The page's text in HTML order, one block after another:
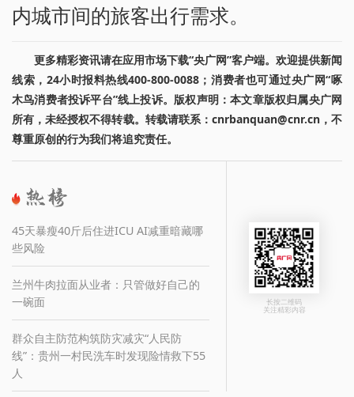
内城市间的旅客出行需求。
更多精彩资讯请在应用市场下载“央广网”客户端。欢迎提供新闻
线索，24小时报料热线400-800-0088；消费者也可通过央广网“啄
木鸟消费者投诉平台”线上投诉。版权声明：本文章版权归属央广网
所有，未经授权不得转载。转载请联系：cnrbanquan@cnr.cn，不
尊重原创的行为我们将追究责任。
45天暴瘦40斤后住进ICU AI减重暗藏哪
些风险
兰州牛肉拉面从业者：只管做好自己的
一碗面
群众自主防范构筑防灾减灾“人民防
线”：贵州一村民洗车时发现险情救下55
人
长按二维码
关注精彩内容